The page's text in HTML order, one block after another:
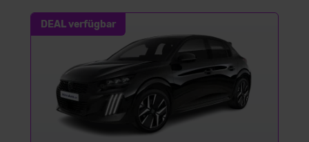
DEAL verfügbar